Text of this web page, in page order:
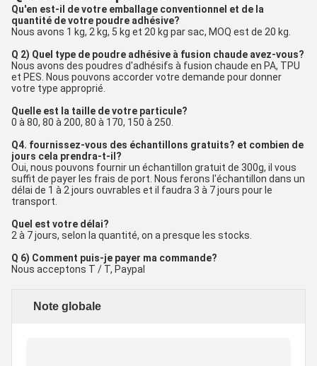
Qu'en est-il de votre emballage conventionnel et de la
quantité de votre poudre adhésive?
Nous avons 1 kg, 2 kg, 5 kg et 20 kg par sac, MOQ est de 20 kg.
Q 2) Quel type de poudre adhésive à fusion chaude avez-vous?
Nous avons des poudres d'adhésifs à fusion chaude en PA, TPU
et PES. Nous pouvons accorder votre demande pour donner
votre type approprié.
Quelle est la taille de votre particule?
0 à 80, 80 à 200, 80 à 170, 150 à 250.
Q4. fournissez-vous des échantillons gratuits? et combien de
jours cela prendra-t-il?
Oui, nous pouvons fournir un échantillon gratuit de 300g, il vous
suffit de payer les frais de port. Nous ferons l'échantillon dans un
délai de 1 à 2 jours ouvrables et il faudra 3 à 7 jours pour le
transport.
Quel est votre délai?
2 à 7 jours, selon la quantité, on a presque les stocks.
Q 6) Comment puis-je payer ma commande?
Nous acceptons T / T, Paypal
Note globale